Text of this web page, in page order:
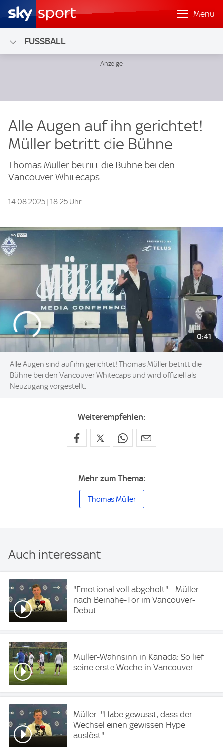
Menü
FUSSBALL
Alle Augen auf ihn gerichtet!
Müller betritt die Bühne
Thomas Müller betritt die Bühne bei den
Vancouver Whitecaps
14.08.2025 | 18:25 Uhr
0:41
Alle Augen sind auf ihn gerichtet! Thomas Müller betritt die
Bühne bei den Vancouver Whitecaps und wird offiziell als
Neuzugang vorgestellt.
Weiterempfehlen:
Mehr zum Thema:
Thomas Müller
Auch interessant
''Emotional voll abgeholt'' - Müller
nach Beinahe-Tor im Vancouver-
Debut
Müller-Wahnsinn in Kanada: So lief
seine erste Woche in Vancouver
Müller: ''Habe gewusst, dass der
Wechsel einen gewissen Hype
auslöst''